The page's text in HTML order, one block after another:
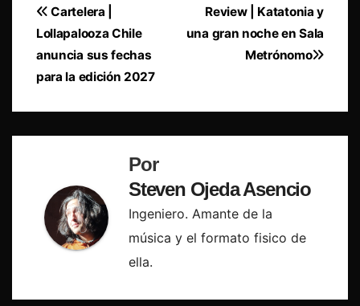
Navegación
de
entradas
Review | Katatonia y
una gran noche en Sala
Metrónomo
Cartelera |
Lollapalooza Chile
anuncia sus fechas
para la edición 2027
Por
Steven Ojeda Asencio
Ingeniero. Amante de la
música y el formato fisico de
ella.